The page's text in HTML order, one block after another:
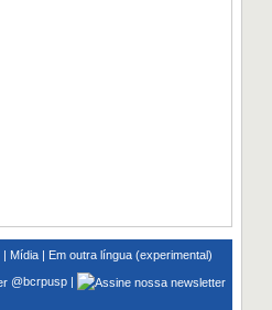
| Mídia| Em outra língua (experimental)
@bcrpusp|